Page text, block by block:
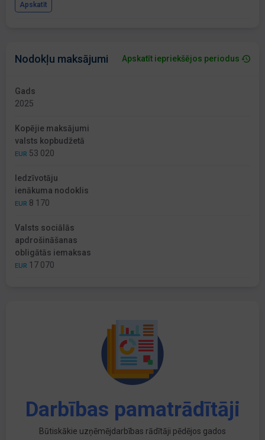
Apskatīt
Nodokļu maksājumi Apskatīt iepriekšējos periodus
Gads
2025
Kopējie maksājumi
valsts kopbudžetā
EUR 53 020
Iedzīvotāju
ienākuma nodoklis
EUR 8 170
Valsts sociālās
apdrošināšanas
obligātās iemaksas
EUR 17 070
Darbības pamatrādītāji
Būtiskākie uzņēmējdarbības rādītāji pēdējos gados